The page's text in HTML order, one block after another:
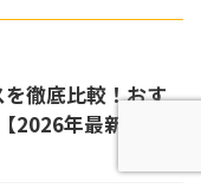
徹底比較！おす
2026年最新版】